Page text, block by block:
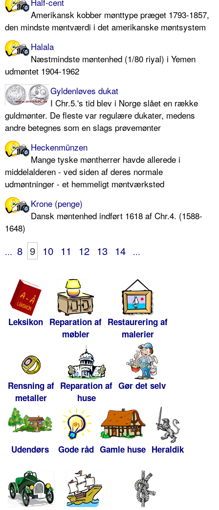
Amerikansk kobber mønttype præget 1793-1857,
den mindste møntværdi i det amerikanske møntsystem
Halala
Næstmindste møntenhed (1/80 riyal) i Yemen
udmøntet 1904-1962
Gyldenløves dukat
I Chr.5.'s tid blev i Norge slået en række
guldmønter. De fleste var regulære dukater, medens
andre betegnes som en slags prøvemønter
Heckenmünzen
Mange tyske møntherrer havde allerede i
middelalderen - ved siden af deres normale
udmøntninger - et hemmeligt møntværksted
Krone (penge)
Dansk møntenhed indført 1618 af Chr.4. (1588-
1648)
... 8 9 10 11 12 13 14 ...
Leksikon Reparation af
møbler
Restaurering af
malerier
Rensning af
metaller
Reparation af
huse
Gør det selv
Udendørs Gode råd Gamle huse Heraldik